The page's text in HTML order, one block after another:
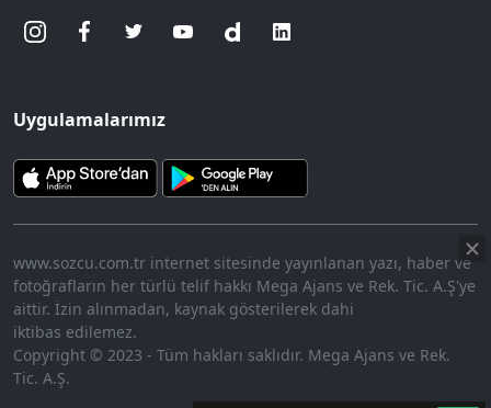
Aç
7.91%
Uygulamalarımız
www.sozcu.com.tr internet sitesinde yayınlanan yazı, haber ve
fotoğrafların her türlü telif hakkı Mega Ajans ve Rek. Tic. A.Ş'ye
aittir. İzin alınmadan, kaynak gösterilerek dahi
iktibas edilemez.
Copyright © 2023 - Tüm hakları saklıdır. Mega Ajans ve Rek.
Tic. A.Ş.